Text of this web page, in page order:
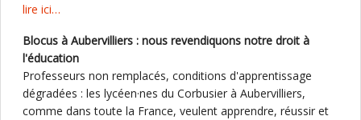
lire ici…
Blocus à Aubervilliers : nous revendiquons notre droit à
l'éducation
Professeurs non remplacés, conditions d'apprentissage
dégradées : les lycéen·nes du Corbusier à Aubervilliers,
comme dans toute la France, veulent apprendre, réussir et